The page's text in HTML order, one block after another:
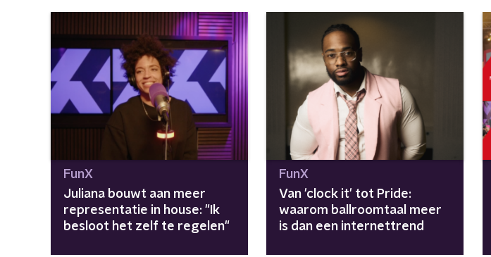
FunX
Juliana bouwt aan meer
representatie in house: "Ik
besloot het zelf te regelen"
FunX
Van 'clock it' tot Pride:
waarom ballroomtaal meer
is dan een internettrend